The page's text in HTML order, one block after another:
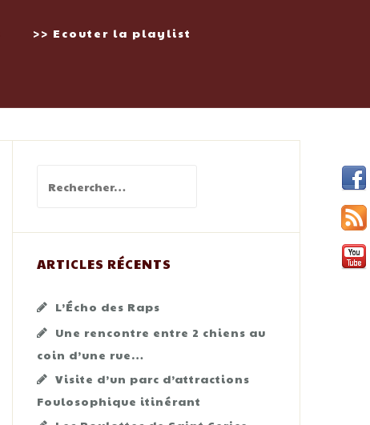
>> Ecouter la playlist
ARTICLES RÉCENTS
L’Écho des Raps
Une rencontre entre 2 chiens au
coin d’une rue…
Visite d’un parc d’attractions
Foulosophique itinérant